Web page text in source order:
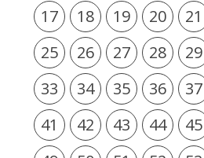
17
18 19 20 21
25
26 27 28 29
33
34 35 36 37
41
42 43 44 45